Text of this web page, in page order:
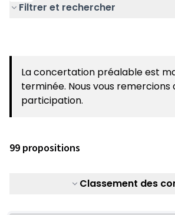
Filtrer et rechercher
La concertation préalable est
terminée. Nous vous remercions
participation.
99 propositions
Classement des